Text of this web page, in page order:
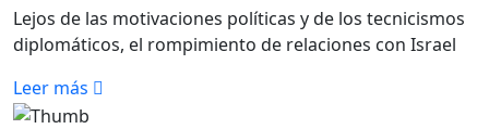
Lejos de las motivaciones políticas y de los tecnicismos
diplomáticos, el rompimiento de relaciones con Israel
Leer más